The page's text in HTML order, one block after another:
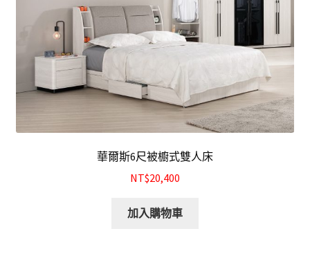
華爾斯6尺被櫥式雙人床
NT$20,400
加入購物車